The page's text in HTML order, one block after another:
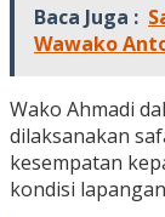
Baca Juga :
Wawako
Wako Ahmadi
dilaksanakan
kesempatan
kondisi